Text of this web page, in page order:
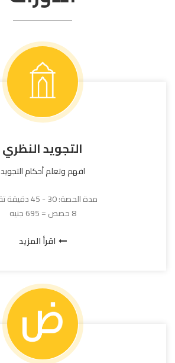
التجويد النظري
افهم وتعلم أحكام التجويد
مدة الحصة: 30 - 45 دقيقة تقريبًا
8 حصص = 695 جنيه
اقرأ المزيد